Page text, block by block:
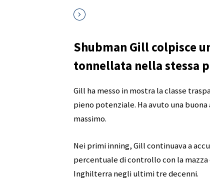
Shubman Gill colpisce
tonnellata nella stessa
Gill ha messo in mostra la classe
pieno potenziale. Ha avuto una
massimo.
Nei primi inning, Gill continuava a
percentuale di controllo con la
Inghilterra negli ultimi tre decenni.